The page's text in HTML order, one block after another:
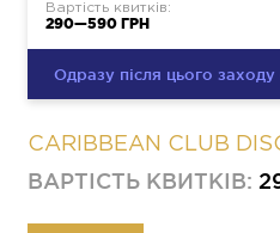
Вартість квитків:
290—590 ГРН
Одразу після цього заходу
CARIBBEAN CLUB
ВАРТІСТЬ КВИТКІВ: